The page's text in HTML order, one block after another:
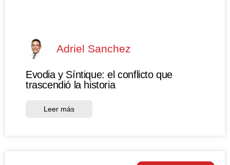
Adriel Sanchez
Evodia y Síntique: el conflicto que
trascendió la historia
Leer más